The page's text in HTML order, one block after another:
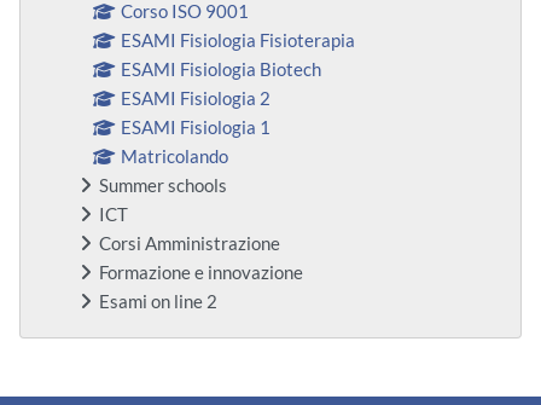
Corso ISO 9001
ESAMI Fisiologia Fisioterapia
ESAMI Fisiologia Biotech
ESAMI Fisiologia 2
ESAMI Fisiologia 1
Matricolando
Summer schools
ICT
Corsi Amministrazione
Formazione e innovazione
Esami on line 2
Bloques suplementarios